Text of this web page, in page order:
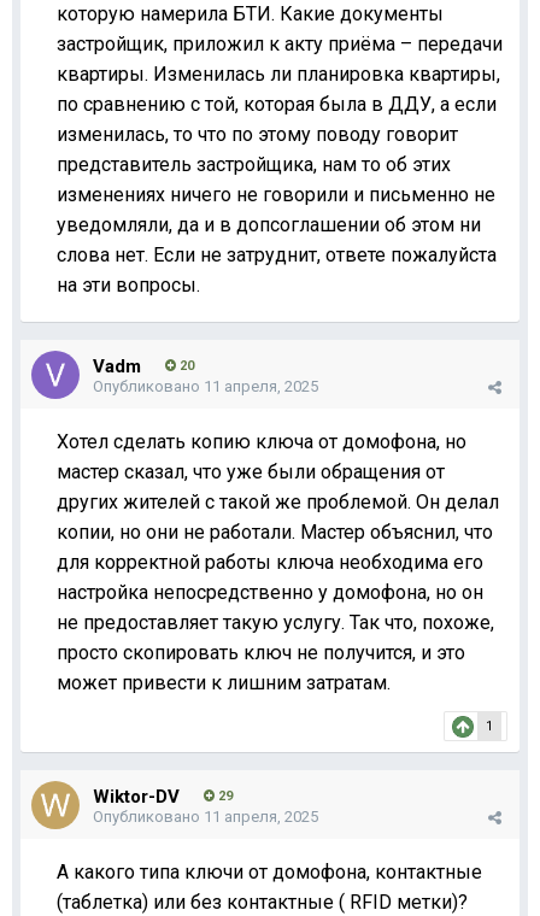
которую намерила БТИ. Какие документы
застройщик, приложил к акту приёма – передачи
квартиры. Изменилась ли планировка квартиры,
по сравнению с той, которая была в ДДУ, а если
изменилась, то что по этому поводу говорит
представитель застройщика, нам то об этих
изменениях ничего не говорили и письменно не
уведомляли, да и в допсоглашении об этом ни
слова нет. Если не затруднит, ответе пожалуйста
на эти вопросы.
Vadm 20
Опубликовано 11 апреля, 2025
Хотел сделать копию ключа от домофона, но
мастер сказал, что уже были обращения от
других жителей с такой же проблемой. Он делал
копии, но они не работали. Мастер объяснил, что
для корректной работы ключа необходима его
настройка непосредственно у домофона, но он
не предоставляет такую услугу. Так что, похоже,
просто скопировать ключ не получится, и это
может привести к лишним затратам.
1
Wiktor-DV 29
Опубликовано 11 апреля, 2025
А какого типа ключи от домофона, контактные
(таблетка) или без контактные ( RFID метки)?